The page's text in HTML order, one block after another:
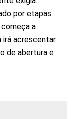
por etapas
começa a
irá acrescentar
de abertura e